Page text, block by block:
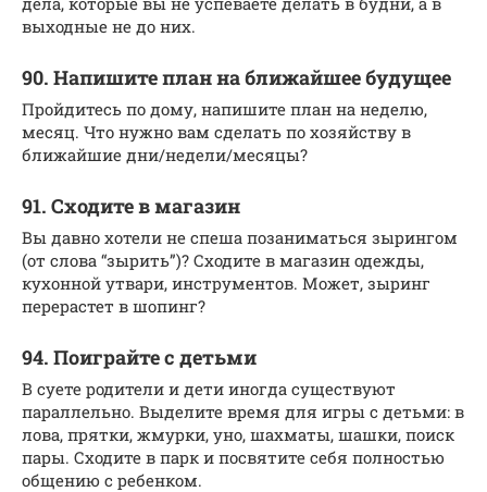
выходные не до них.
90. Напишите план на ближайшее будущее
Пройдитесь по дому, напишите план на неделю,
месяц. Что нужно вам сделать по хозяйству в
ближайшие дни/недели/месяцы?
91. Сходите в магазин
Вы давно хотели не спеша позаниматься зырингом
(от слова “зырить”)? Сходите в магазин одежды,
кухонной утвари, инструментов. Может, зыринг
перерастет в шопинг?
94. Поиграйте с детьми
В суете родители и дети иногда существуют
параллельно. Выделите время для игры с детьми: в
лова, прятки, жмурки, уно, шахматы, шашки, поиск
пары. Сходите в парк и посвятите себя полностью
общению с ребенком.